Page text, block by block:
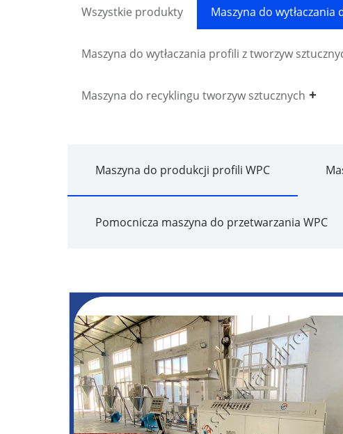
Wszystkie produkty Maszyna do wytłaczania
Maszyna do wytłaczania profili z tworzyw
Maszyna do recyklingu tworzyw sztucznych
Maszyna do produkcji profili WPC
Pomocnicza maszyna do przetwarzania WPC